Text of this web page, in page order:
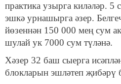
практика узырга киләләр. 5
эшкә урнашырга әзер.
йөзеннән 150 000 мең сум
шулай ук 7000 сум түләнә.
Хәзер 32 баш сыерга
блокларын эшләтеп җибәрү